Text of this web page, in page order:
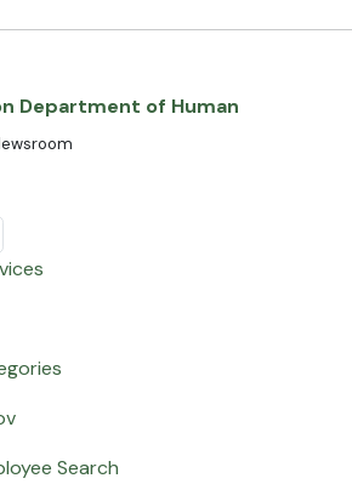
Department of Human
Search